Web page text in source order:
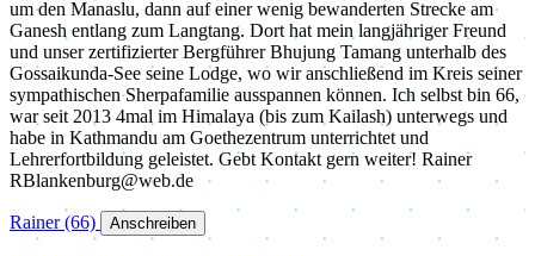
um den Manaslu, dann auf einer wenig bewanderten Strecke am
Ganesh entlang zum Langtang. Dort hat mein langjähriger Freund
und unser zertifizierter Bergführer Bhujung Tamang unterhalb des
Gossaikunda-See seine Lodge, wo wir anschließend im Kreis seiner
sympathischen Sherpafamilie ausspannen können. Ich selbst bin 66,
war seit 2013 4mal im Himalaya (bis zum Kailash) unterwegs und
habe in Kathmandu am Goethezentrum unterrichtet und
Lehrerfortbildung geleistet. Gebt Kontakt gern weiter! Rainer
RBlankenburg@web.de
Rainer(66) Anschreiben